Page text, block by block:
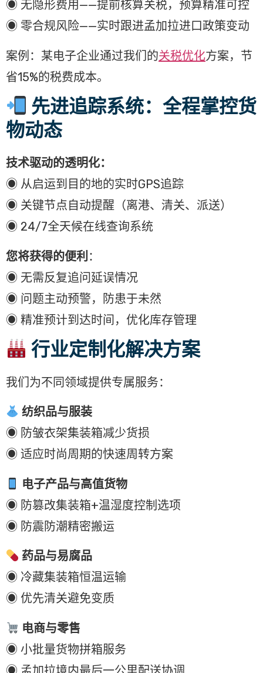
◉ 无隐形费用——提前核算关税，预算精准可控
◉ 零合规风险——实时跟进孟加拉进口政策变动
案例：某电子企业通过我们的关税优化方案，节
省15%的税费成本。
先进追踪系统：全程掌控货
物动态
技术驱动的透明化：
◉ 从启运到目的地的实时GPS追踪
◉ 关键节点自动提醒（离港、清关、派送）
◉ 24/7全天候在线查询系统
您将获得的便利 ：
◉ 无需反复追问延误情况
◉ 问题主动预警，防患于未然
◉ 精准预计到达时间，优化库存管理
行业定制化解决方案
我们为不同领域提供专属服务：
纺织品与服装
◉ 防皱衣架集装箱减少货损
◉ 适应时尚周期的快速周转方案
电子产品与高值货物
◉ 防篡改集装箱+温湿度控制选项
◉ 防震防潮精密搬运
药品与易腐品
◉ 冷藏集装箱恒温运输
◉ 优先清关避免变质
电商与零售
◉ 小批量货物拼箱服务